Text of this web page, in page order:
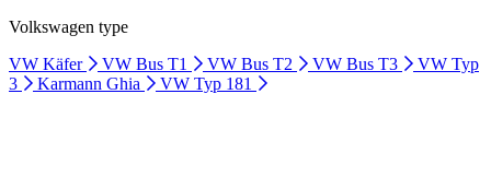
Volkswagen type
VW Käfer
VW Bus T1 VW Bus T2 VW Bus T3
VW Typ
3
Karmann Ghia VW Typ 181